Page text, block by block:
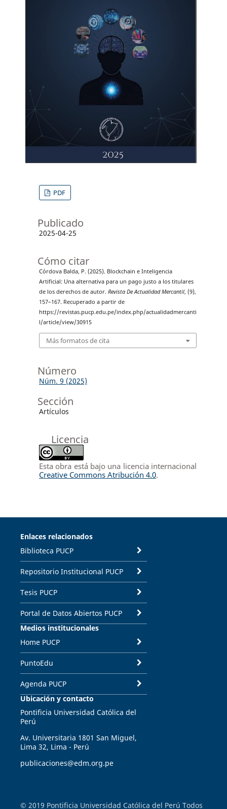
PDF
Publicado
2025-04-25
Cómo citar
Córdova Balda, P. (2025). Blockchain e Inteligencia
Artificial: Una alternativa para un pago justo a los titulares
de los derechos de autor. Revista De Actualidad Mercantil, (9),
157–167. Recuperado a partir de
https://revistas.pucp.edu.pe/index.php/actualidadmercanti
l/article/view/30915
Más formatos de cita
Número
Núm. 9 (2025)
Sección
Artículos
Licencia
Esta obra está bajo una licencia internacional
Creative Commons Atribución 4.0.
Enlaces relacionados
Biblioteca PUCP
Repositorio Institucional PUCP
Tesis PUCP
Portal de Datos Abiertos PUCP
Medios institucionales
Home PUCP
PuntoEdu
Agenda PUCP
Ubicación y contacto
Pontificia Universidad Católica del
Perú
Av. Universitaria 1801 San Miguel,
Lima 32, Lima - Perú
publicaciones@edm.org.pe
© 2019 Pontificia Universidad Católica del Perú Todos